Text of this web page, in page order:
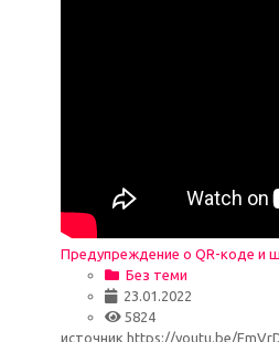
Предупреждение о QR-коде и
Без теми
23.01.2022
5824
источник https://youtu.be/